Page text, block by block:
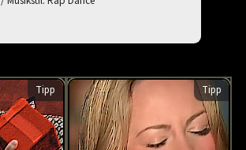
Tipp Tipp